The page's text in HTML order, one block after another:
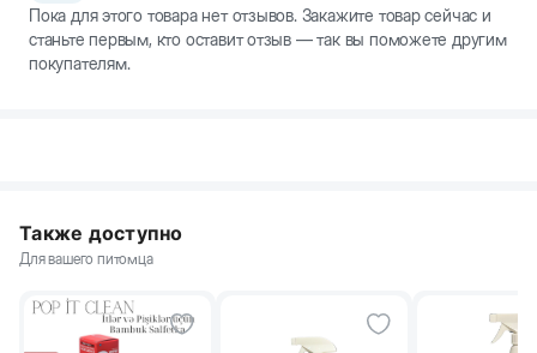
Пока для этого товара нет отзывов. Закажите товар сейчас и
станьте первым, кто оставит отзыв — так вы поможете другим
покупателям.
Также доступно
Для вашего питомца